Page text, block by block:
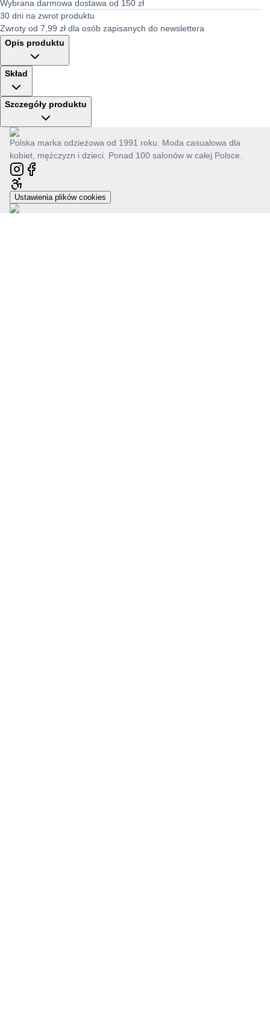
Wybrana darmowa dostawa od 150 zł
30 dni na zwrot produktu
Zwroty od 7,99 zł dla osób zapisanych do newslettera
Opis produktu
Skład
Szczegóły produktu
Polska marka odzieżowa od 1991 roku. Moda casualowa dla
kobiet, mężczyzn i dzieci. Ponad 100 salonów w całej Polsce.
Ustawienia plików cookies